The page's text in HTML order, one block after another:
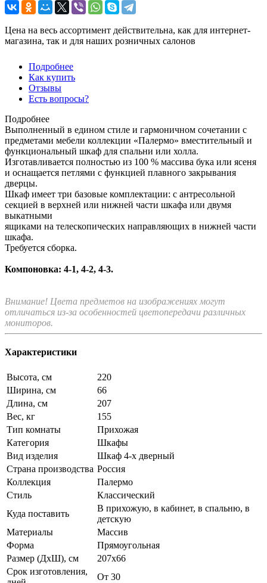
Цена на весь ассортимент действительна, как для интернет-
магазина, так и для наших розничных салонов
Подробнее
Как купить
Отзывы
Есть вопросы?
Подробнее
Выполненный в едином стиле и гармоничном сочетании с
предметами мебели коллекции «Палермо» вместительный и
функциональный шкаф для спальни или холла.
Изготавливается полностью из 100 % массива бука или ясеня
и оснащается петлями с функцией плавного закрывания
дверцы.
Шкаф имеет три базовые комплектации: c антресольной
секцией в верхней или нижней части шкафа или двумя
выкатными
ящиками на телескопических направляющих в нижней части
шкафа.
Требуется сборка.
Компоновка: 4-1, 4-2, 4-3.
Внимание! Цвета предметов на изображениях могут
отличаться из-за особенностей цветопередачи различных
мониторов.
Характеристики
Высота, см
220
Ширина, см
66
Длина, см
207
Вес, кг
155
Тип комнаты
Прихожая
Категория
Шкафы
Вид изделия
Шкаф 4-х дверный
Страна производства Россия
Коллекция
Палермо
Стиль
Классический
Куда поставить
В прихожую, в кабинет, в спальню, в
детскую
Материалы
Массив
Форма
Прямоугольная
Размер (ДхШ), см
207х66
Срок изготовления,
От 30